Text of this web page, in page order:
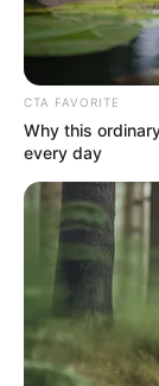
Play
Selain sibuk
akun TikToknya.
likes dari konten
Baca juga:
CTA FAVORITE
Why this
every day